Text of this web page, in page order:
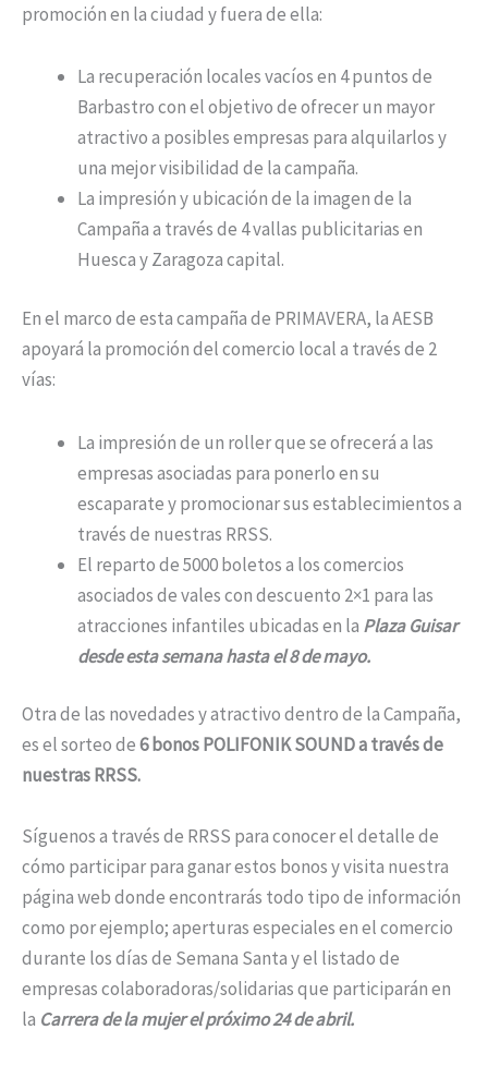
promoción en la ciudad y fuera de ella:
La recuperación locales vacíos en 4 puntos de
Barbastro con el objetivo de ofrecer un mayor
atractivo a posibles empresas para alquilarlos y
una mejor visibilidad de la campaña.
La impresión y ubicación de la imagen de la
Campaña a través de 4 vallas publicitarias en
Huesca y Zaragoza capital.
En el marco de esta campaña de PRIMAVERA, la AESB
apoyará la promoción del comercio local a través de 2
vías:
La impresión de un roller que se ofrecerá a las
empresas asociadas para ponerlo en su
escaparate y promocionar sus establecimientos a
través de nuestras RRSS.
El reparto de 5000 boletos a los comercios
asociados de vales con descuento 2×1 para las
atracciones infantiles ubicadas en la Plaza Guisar
desde esta semana hasta el 8 de mayo.
Otra de las novedades y atractivo dentro de la Campaña,
es el sorteo de6 bonos POLIFONIK SOUND a través de
nuestras RRSS.
Síguenos a través de RRSS para conocer el detalle de
cómo participar para ganar estos bonos y visita nuestra
página web donde encontrarás todo tipo de información
como por ejemplo; aperturas especiales en el comercio
durante los días de Semana Santa y el listado de
empresas colaboradoras/solidarias que participarán en
la Carrera de la mujer el próximo 24 de abril.